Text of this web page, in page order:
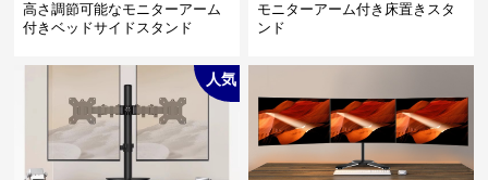
高さ調節可能なモニターアーム
付きベッドサイドスタンド
モニターアーム付き床置きスタ
ンド
人気